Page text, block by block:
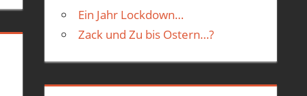
Ein Jahr Lockdown…
Zack und Zu bis Ostern…?